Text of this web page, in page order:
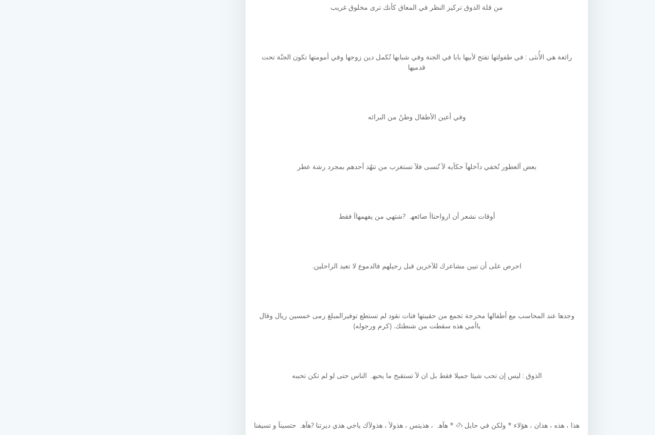
من قلة الذوق تركيز النظر في المعاق کأنك ترى مخلوق غريب
رائعة هي الأُنثى : في طفولتها تفتح لأبيها بابا في الجنة وفي شبابها تُكمل دين زوجها وفي أمومتها تكون الجنّة تحت
قدميها
وفي أعين الأطفال وطنُ من البرائه
بعض آلعطور تُخفي دآخلهآ حكآيه لآ تُنسى فلآ تستغرب من تنهُد آحدهم بمجرد رشة عطر
أوقات نشعر أن ارواحنااَ ضائعهہ ?شتهي من يفهمهااَ فقط
احرص على أن تبين مشاعرك للآخرين قبل رحيلهم فالدموع لا تعيد الراحلين.
وجدها عند المحاسب مع أطفالها محرجة تجمع من حقيبتها فتات نقود لم تستطع توفيرالمبلغ رمى خمسين ريال وقال
ياأمي هذه سقطت من شنطتك. (كرم ورجوله)
الذوق : ليس إن تحب شيئا جميلا فقط بل ان لآ تستقبح ما يحبهہ الناس حتى لو لم تكن تحببه
هذا ، هذه ، هذان ، هؤلاء * ولكن في حايل ‹?› * هآھہ ، هذيتس ، هذولآ ، هذولآك ياخي هذي ديرتنا ?هآھہ حتسينآ و تسيفنا